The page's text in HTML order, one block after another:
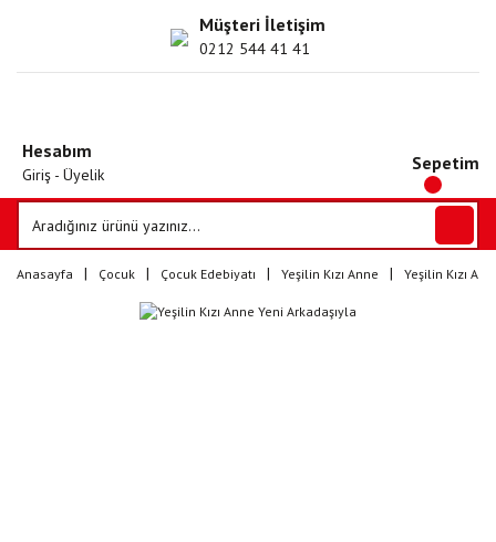
Müşteri İletişim
0212 544 41 41
Hesabım
Giriş - Üyelik
Sepetim
Anasayfa Çocuk Çocuk Edebiyatı Yeşilin Kızı Anne Yeşilin Kızı